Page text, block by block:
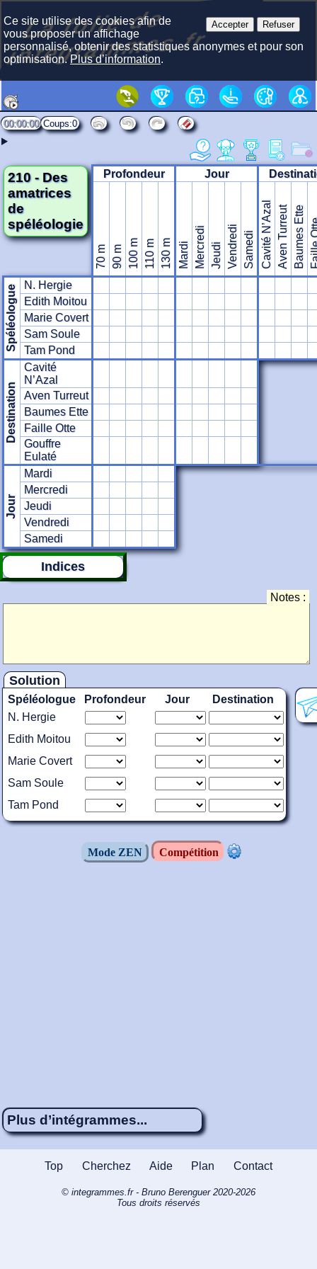
La f
olie
de
i
nte
gra
m
mes.fr
210 - Des
amatrices
de
spéléologie
Profondeur Jour
70 m 90 m 100 m 110 m 130 m Mardi Mercredi Jeudi Vendredi Samedi Cavité N’AzalAven TurreutBaumes Ette
Spéléologue
N. Hergie
Edith Moitou
Marie Covert
Sam Soule
Tam Pond
Destination
Cavité
N’Azal
Aven Turreut
Baumes Ette
Faille Otte
Gouffre
Eulaté
Jour
Mardi
Mercredi
Jeudi
Vendredi
Samedi
Indices
Notes :
Solution
Spéléologue Profondeur Jour
Destination
N. Hergie
Edith Moitou
Marie Covert
Sam Soule
Tam Pond
00:00:00 0
Mode ZEN Compétition
Plus d’intégrammes...
Énigme 414 4 x 5
poil ou à rebrousse-temps ?
Énigme 164 4 x 7
Championnat
Top Cherchez Aide Plan Contact
© integrammes.fr - Bruno Berenguer 2020-2026
Tous droits réservés
Accepter Refuser
Ce site utilise des cookies afin de
vous proposer un affichage
personnalisé, obtenir des statistiques anonymes et pour son
optimisation.Plus d’information.